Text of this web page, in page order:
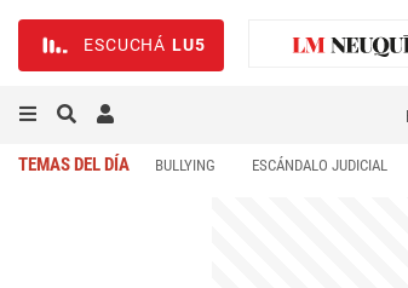
ESCUCHÁ LU5
TEMAS DEL DÍA BULLYING ESCÁNDALO JUDICIAL